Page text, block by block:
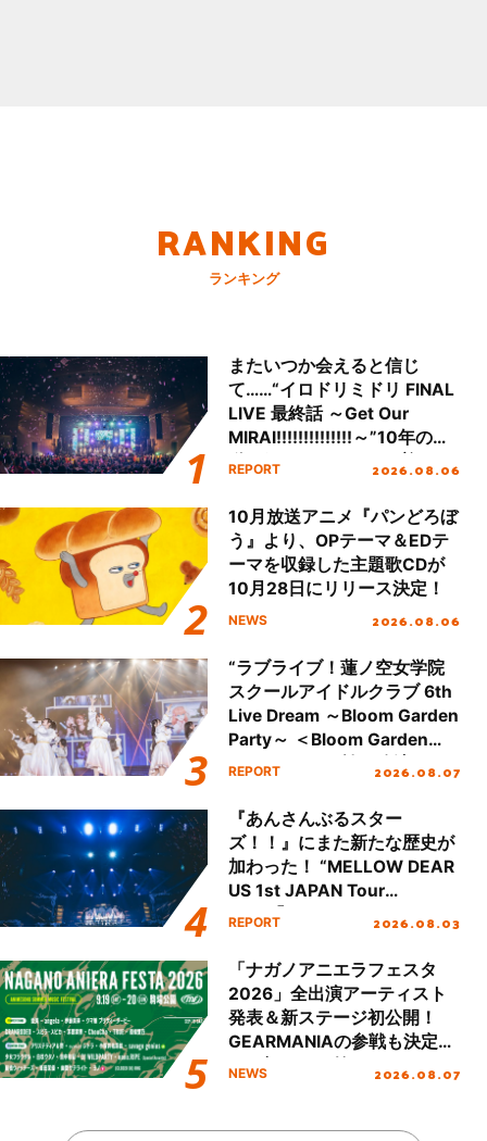
RANKING
ランキング
またいつか会えると信じ
て……“イロドリミドリ FINAL
LIVE 最終話 ～Get Our
MIRAI!!!!!!!!!!!!!!～”10年の活
動を経てファイナルを迎える
REPORT 2026.08.06
10月放送アニメ『パンどろぼ
う』より、OPテーマ＆EDテ
ーマを収録した主題歌CDが
10月28日にリリース決定！
NEWS 2026.08.06
“ラブライブ！蓮ノ空女学院
スクールアイドルクラブ 6th
Live Dream ～Bloom Garden
Party～ ＜Bloom Garden
Party Stage／埼玉公演＞”
REPORT 2026.08.07
『あんさんぶるスター
ズ！！』にまた新たな歴史が
加わった！ “MELLOW DEAR
US 1st JAPAN Tour
Final「NICE to meet YOU
ート!!
REPORT 2026.08.03
「ナガノアニエラフェスタ
2026」全出演アーティスト
発表＆新ステージ初公開！
GEARMANIAの参戦も決定
し、初となる第3ステージの
NEWS 2026.08.07